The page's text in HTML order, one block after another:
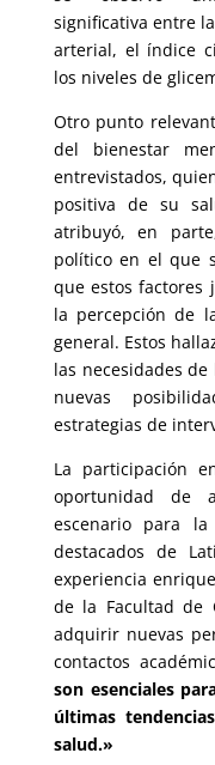
significativa entre
arterial, el índice
los niveles de
Otro punto
del bienestar
entrevistados,
positiva de su
atribuyó, en
político en el que
que estos factores
la percepción de
general. Estos
las necesidades
nuevas
estrategias de
La participación
oportunidad de
escenario para la
destacados de
experiencia
de la Facultad de
adquirir nuevas
contactos
son esenciales
últimas
salud.»